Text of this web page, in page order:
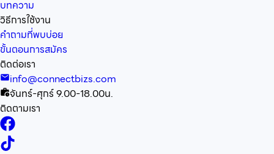
บทความ
วิธีการใช้งาน
คำถามที่พบบ่อย
ขั้นตอนการสมัคร
ติดต่อเรา
info@connectbizs.com
จันทร์-ศุกร์ 9.00-18.00น.
ติดตามเรา